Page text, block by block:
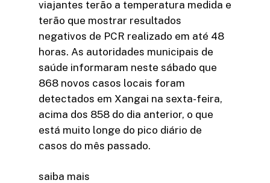
viajantes terão a temperatura medida e
terão que mostrar resultados
negativos de PCR realizado em até 48
horas. As autoridades municipais de
saúde informaram neste sábado que
868 novos casos locais foram
detectados em Xangai na sexta-feira,
acima dos 858 do dia anterior, o que
está muito longe do pico diário de
casos do mês passado.
saiba mais